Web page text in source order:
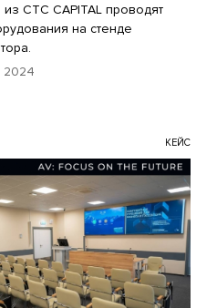
CTC CAPITAL проводят
на стенде
2024
КЕЙС